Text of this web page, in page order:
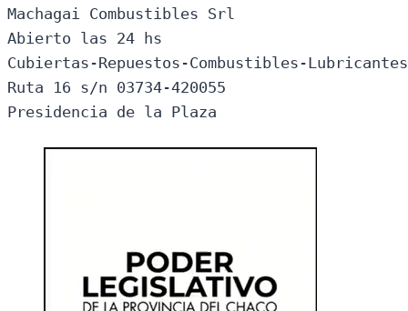
Machagai Combustibles Srl
Abierto las 24 hs
Cubiertas-Repuestos-Combustibles-
Ruta 16 s/n 03734-420055
Presidencia de la Plaza